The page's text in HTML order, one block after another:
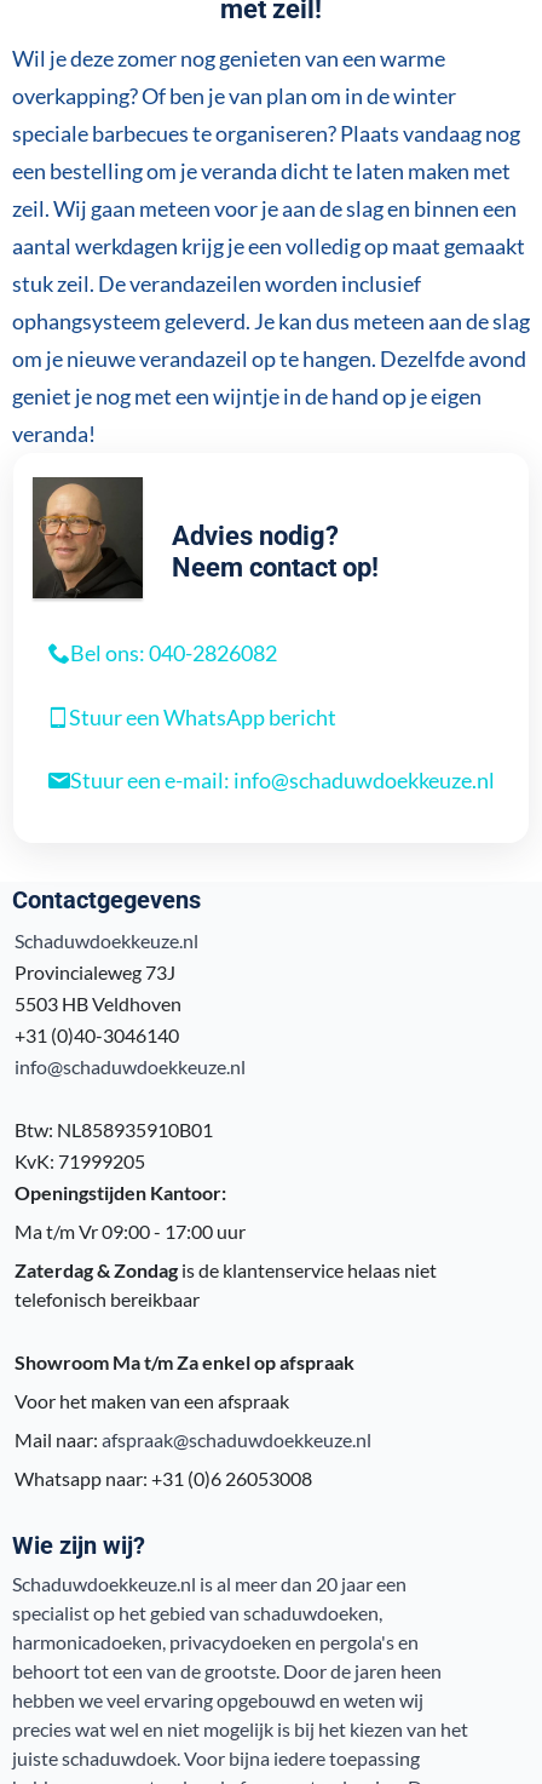
met zeil!
Wil je deze zomer nog genieten van een warme
overkapping? Of ben je van plan om in de winter
speciale barbecues te organiseren? Plaats vandaag nog
een bestelling om je veranda dicht te laten maken met
zeil. Wij gaan meteen voor je aan de slag en binnen een
aantal werkdagen krijg je een volledig op maat gemaakt
stuk zeil. De verandazeilen worden inclusief
ophangsysteem geleverd. Je kan dus meteen aan de slag
om je nieuwe verandazeil op te hangen. Dezelfde avond
geniet je nog met een wijntje in de hand op je eigen
veranda!
Advies nodig?
Neem contact op!
Bel ons: 040-2826082
Stuur een WhatsApp bericht
Stuur een e-mail: info@schaduwdoekkeuze.nl
Contactgegevens
Schaduwdoekkeuze.nl
Provincialeweg 73J
5503 HB Veldhoven
+31 (0)40-3046140
info@schaduwdoekkeuze.nl
Btw: NL858935910B01
KvK: 71999205
Openingstijden Kantoor:
Ma t/m Vr 09:00 - 17:00 uur
Zaterdag & Zondag is de klantenservice helaas niet
telefonisch bereikbaar
Showroom Ma t/m Za enkel op afspraak
Voor het maken van een afspraak
Mail naar: afspraak@schaduwdoekkeuze.nl
Whatsapp naar: +31 (0)6 26053008
Wie zijn wij?
Schaduwdoekkeuze.nl is al meer dan 20 jaar een
specialist op het gebied van schaduwdoeken,
harmonicadoeken, privacydoeken en pergola's en
behoort tot een van de grootste. Door de jaren heen
hebben we veel ervaring opgebouwd en weten wij
precies wat wel en niet mogelijk is bij het kiezen van het
juiste schaduwdoek. Voor bijna iedere toepassing